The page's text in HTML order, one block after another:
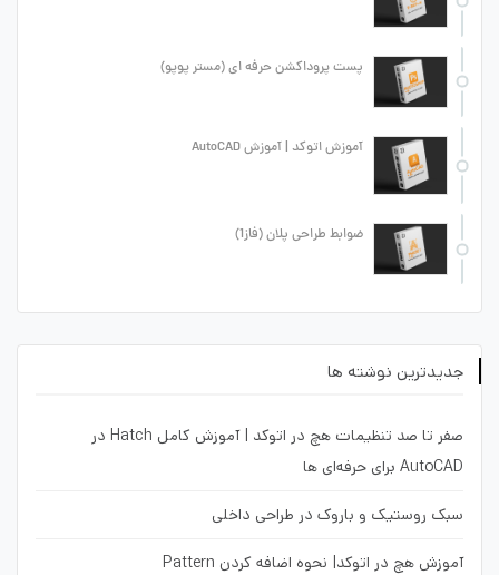
پست پروداکشن حرفه ای (مستر پوپو)
آموزش اتوکد | آموزش AutoCAD
ضوابط طراحی پلان (فاز1)
جدیدترین نوشته ها
صفر تا صد تنظیمات هچ در اتوکد | آموزش کامل Hatch در
AutoCAD برای حرفه‌ای ها
سبک روستیک و باروک در طراحی داخلی
آموزش هچ در اتوکد| نحوه اضافه کردن Pattern